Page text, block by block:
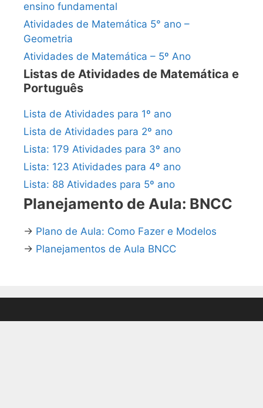
ensino fundamental
Atividades de Matemática 5° ano –
Geometria
Atividades de Matemática – 5º Ano
Listas de Atividades de Matemática e
Português
Lista de Atividades para 1º ano
Lista de Atividades para 2º ano
Lista: 179 Atividades para 3º ano
Lista: 123 Atividades para 4º ano
Lista: 88 Atividades para 5º ano
Planejamento de Aula: BNCC
→ Plano de Aula: Como Fazer e Modelos
→ Planejamentos de Aula BNCC